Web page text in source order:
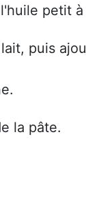
petit
puis
la pâte.